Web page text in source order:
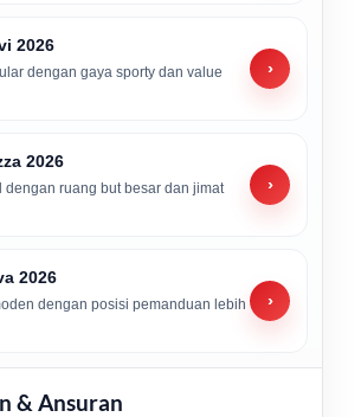
2026
dengan gaya sporty dan value
›
2026
dengan ruang but besar dan jimat
›
2026
dengan posisi pemanduan lebih
›
& Ansuran